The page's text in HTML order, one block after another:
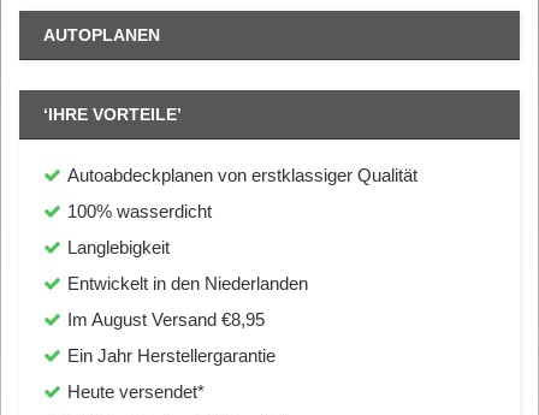
AUTOPLANEN
‘IHRE VORTEILE’
Autoabdeckplanen von erstklassiger Qualität
100% wasserdicht
Langlebigkeit
Entwickelt in den Niederlanden
Im August Versand €8,95
Ein Jahr Herstellergarantie
Heute versendet*